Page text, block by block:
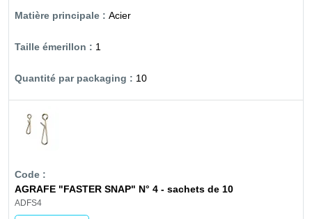
Acier
1
10
AGRAFE "FASTER SNAP" N° 4 - sachets de 10
ADFS4